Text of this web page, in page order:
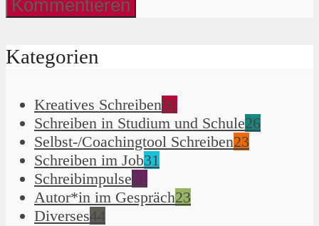
Kategorien
Kreatives Schreiben90
Schreiben in Studium und Schule26
Selbst-/Coachingtool Schreiben23
Schreiben im Job31
Schreibimpulse51
Autor*in im Gespräch23
Diverses44